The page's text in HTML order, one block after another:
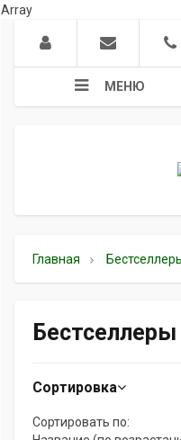
Array
МЕНЮ
Главная
Бестселлеры
Сортировка
Сортировать по: